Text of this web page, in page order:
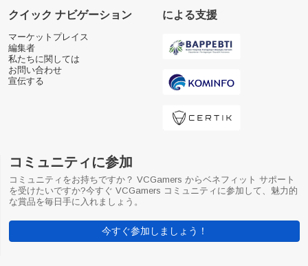
クイック ナビゲーション
マーケットプレイス
編集者
私たちに関しては
お問い合わせ
宣伝する
による支援
コミュニティに参加
コミュニティをお持ちですか？ VCGamers からベネフィット サポート
を受けたいですか?今すぐ VCGamers コミュニティに参加して、魅力的
な賞品を毎日手に入れましょう。
今すぐ参加しましょう！